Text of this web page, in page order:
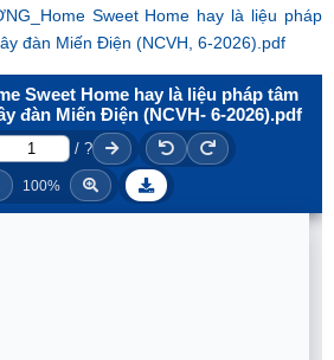
Sweet Home hay là liệu pháp
đàn Miến Điện (NCVH, 6-2026).pdf